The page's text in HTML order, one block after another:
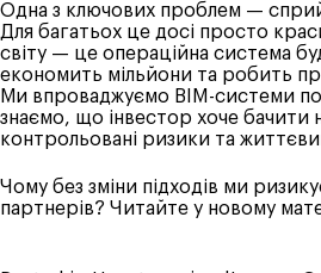
Одна з ключових проблем —
Для багатьох це досі просто
світу — це операційна система
економить мільйони та робить
Ми впроваджуємо BIM-системи
знаємо, що інвестор хоче бачити
контрольовані ризики та
Чому без зміни підходів ми
партнерів? Читайте у новому